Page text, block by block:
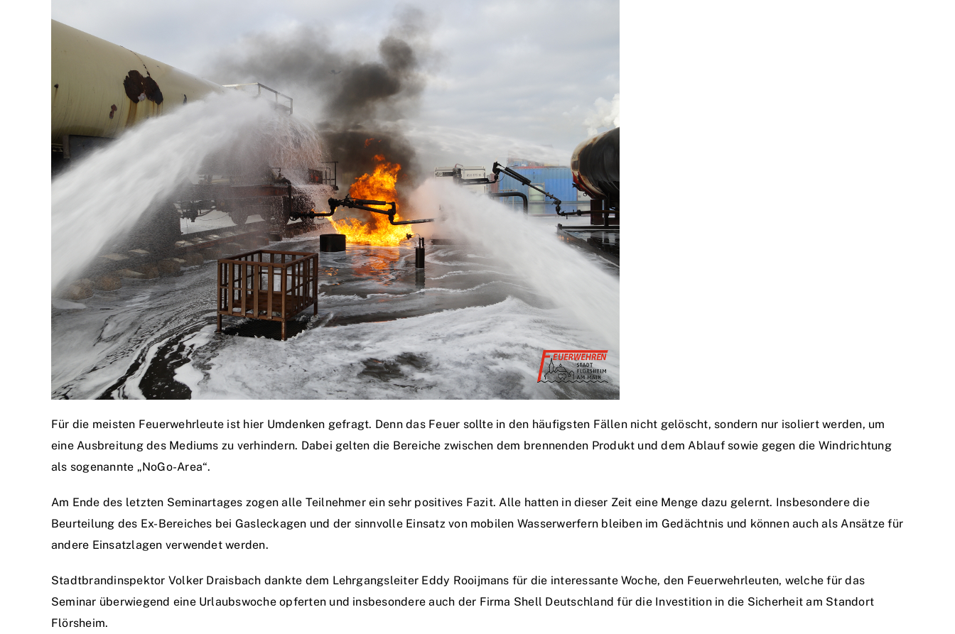
Für die meisten Feuerwehrleute ist hier Umdenken gefragt. Denn das Feuer sollte in den häufigsten Fällen nicht gelöscht, sondern nur isoliert werden, um
eine Ausbreitung des Mediums zu verhindern. Dabei gelten die Bereiche zwischen dem brennenden Produkt und dem Ablauf sowie gegen die Windrichtung
als sogenannte „NoGo-Area“.
Am Ende des letzten Seminartages zogen alle Teilnehmer ein sehr positives Fazit. Alle hatten in dieser Zeit eine Menge dazu gelernt. Insbesondere die
Beurteilung des Ex-Bereiches bei Gasleckagen und der sinnvolle Einsatz von mobilen Wasserwerfern bleiben im Gedächtnis und können auch als Ansätze für
andere Einsatzlagen verwendet werden.
Stadtbrandinspektor Volker Draisbach dankte dem Lehrgangsleiter Eddy Rooijmans für die interessante Woche, den Feuerwehrleuten, welche für das
Seminar überwiegend eine Urlaubswoche opferten und insbesondere auch der Firma Shell Deutschland für die Investition in die Sicherheit am Standort
Flörsheim.